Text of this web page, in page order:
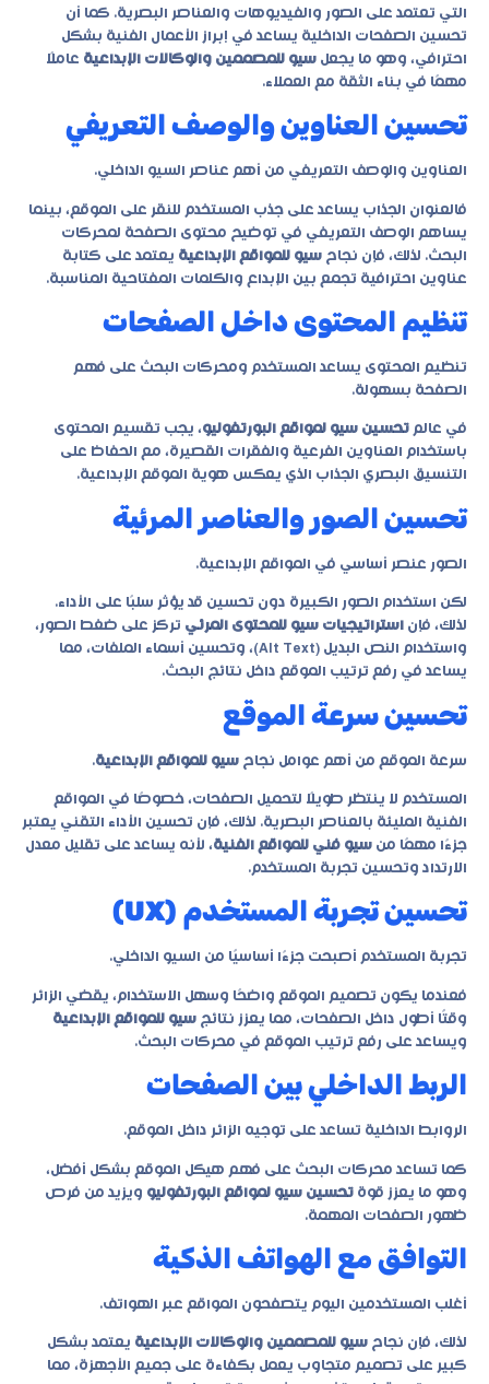
التي تعتمد على الصور والفيديوهات والعناصر البصرية. كما أن
تحسين الصفحات الداخلية يساعد في إبراز الأعمال الفنية بشكل
احترافي، وهو ما يجعل سيو للمصممين والوكالات الإبداعية عاملًا
مهمًا في بناء الثقة مع العملاء.
تحسين العناوين والوصف التعريفي
العناوين والوصف التعريفي من أهم عناصر السيو الداخلي.
فالعنوان الجذاب يساعد على جذب المستخدم للنقر على الموقع، بينما
يساهم الوصف التعريفي في توضيح محتوى الصفحة لمحركات
البحث. لذلك، فإن نجاح سيو للمواقع الإبداعية يعتمد على كتابة
عناوين احترافية تجمع بين الإبداع والكلمات المفتاحية المناسبة.
تنظيم المحتوى داخل الصفحات
تنظيم المحتوى يساعد المستخدم ومحركات البحث على فهم
الصفحة بسهولة.
في عالم تحسين سيو لمواقع البورتفوليو، يجب تقسيم المحتوى
باستخدام العناوين الفرعية والفقرات القصيرة، مع الحفاظ على
التنسيق البصري الجذاب الذي يعكس هوية الموقع الإبداعية.
تحسين الصور والعناصر المرئية
الصور عنصر أساسي في المواقع الإبداعية.
لكن استخدام الصور الكبيرة دون تحسين قد يؤثر سلبًا على الأداء.
لذلك، فإن استراتيجيات سيو للمحتوى المرئي تركز على ضغط الصور،
واستخدام النص البديل (Alt Text)، وتحسين أسماء الملفات، مما
يساعد في رفع ترتيب الموقع داخل نتائج البحث.
تحسين سرعة الموقع
سرعة الموقع من أهم عوامل نجاح سيو للمواقع الإبداعية.
المستخدم لا ينتظر طويلًا لتحميل الصفحات، خصوصًا في المواقع
الفنية المليئة بالعناصر البصرية. لذلك، فإن تحسين الأداء التقني يعتبر
جزءًا مهمًا من سيو فني للمواقع الفنية، لأنه يساعد على تقليل معدل
الارتداد وتحسين تجربة المستخدم.
تحسين تجربة المستخدم (UX)
تجربة المستخدم أصبحت جزءًا أساسيًا من السيو الداخلي.
فعندما يكون تصميم الموقع واضحًا وسهل الاستخدام، يقضي الزائر
وقتًا أطول داخل الصفحات، مما يعزز نتائج سيو للمواقع الإبداعية
ويساعد على رفع ترتيب الموقع في محركات البحث.
الربط الداخلي بين الصفحات
الروابط الداخلية تساعد على توجيه الزائر داخل الموقع.
كما تساعد محركات البحث على فهم هيكل الموقع بشكل أفضل،
وهو ما يعزز قوة تحسين سيو لمواقع البورتفوليو ويزيد من فرص
ظهور الصفحات المهمة.
التوافق مع الهواتف الذكية
أغلب المستخدمين اليوم يتصفحون المواقع عبر الهواتف.
لذلك، فإن نجاح سيو للمصممين والوكالات الإبداعية يعتمد بشكل
كبير على تصميم متجاوب يعمل بكفاءة على جميع الأجهزة، مما